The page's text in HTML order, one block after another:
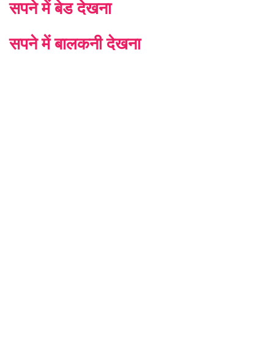
सपने में बेड देखना
सपने में बालकनी देखना